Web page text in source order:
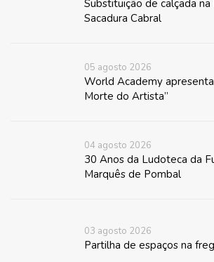
Substituição de calçada na
Sacadura Cabral
05 agosto 2026
World Academy
Morte do Artista”
04 agosto 2026
30 Anos da Ludoteca da
Marquês de Pombal
03 agosto 2026
Partilha de espaços na